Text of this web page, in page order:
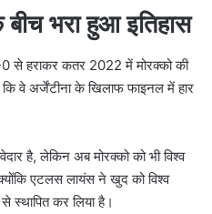
भरा हुआ इतिहास
से हराकर कतर 2022 में मोरक्को की
वे अर्जेंटीना के खिलाफ फाइनल में हार
है, लेकिन अब मोरक्को को भी विश्व
क्योंकि एटलस लायंस ने खुद को विश्व
कर लिया है।